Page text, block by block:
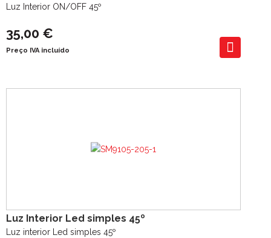
Luz Interior ON/OFF 45º
35,00 €
Preço IVA incluído
Luz Interior Led simples 45º
Luz interior Led simples 45º